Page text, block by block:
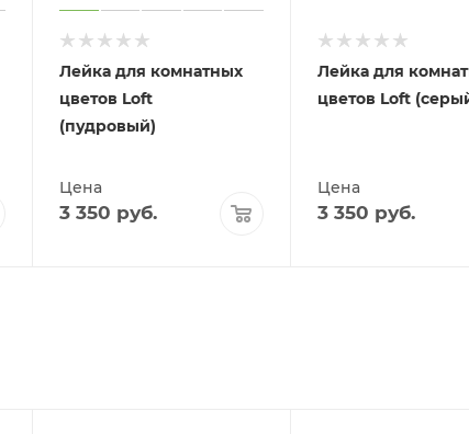
Лейка для комнатных
цветов Loft
(пудровый)
Цена
3 350 руб.
Лейка для
цветов Loft
Цена
3 350 руб.